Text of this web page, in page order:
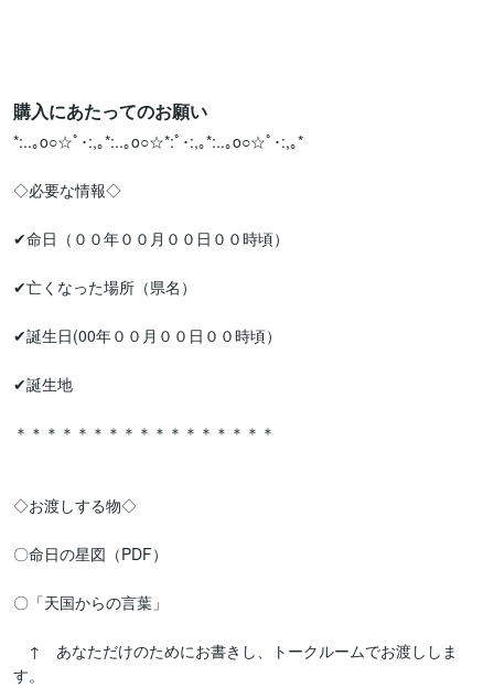
購入にあたってのお願い
*:..｡o○☆ﾟ･:,｡*:..｡o○☆*:ﾟ･:,｡*:..｡o○☆ﾟ･:,｡*
◇必要な情報◇
✔命日（００年００月００日００時頃）
✔亡くなった場所（県名）
✔誕生日(00年００月００日００時頃）
✔誕生地
＊＊＊＊＊＊＊＊＊＊＊＊＊＊＊＊＊
◇お渡しする物◇
〇命日の星図（PDF）
〇「天国からの言葉」
↑　あなただけのためにお書きし、トークルームでお渡ししま
す。